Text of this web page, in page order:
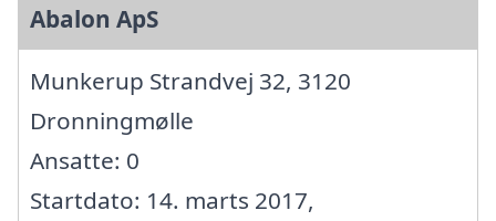
Abalon ApS
Munkerup Strandvej 32, 3120
Dronningmølle
Ansatte: 0
Startdato: 14. marts 2017,